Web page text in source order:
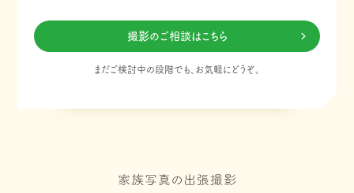
撮影のご相談はこちら
まだご検討中の段階でも、お気軽にどうぞ。